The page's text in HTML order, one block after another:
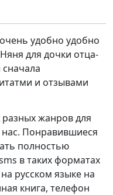
удобно удобно
для дочки отца-
и отзывами
жанров для
нас. Понравившиеся
полностью
в таких форматах
русском языке на
книга, телефон